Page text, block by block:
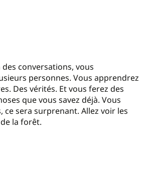
conversations, vous
personnes. Vous apprendrez
Des vérités. Et vous ferez des
que vous savez déjà. Vous
ce sera surprenant. Allez voir les
la forêt.